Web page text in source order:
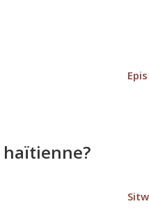
haïtienne?
Epis